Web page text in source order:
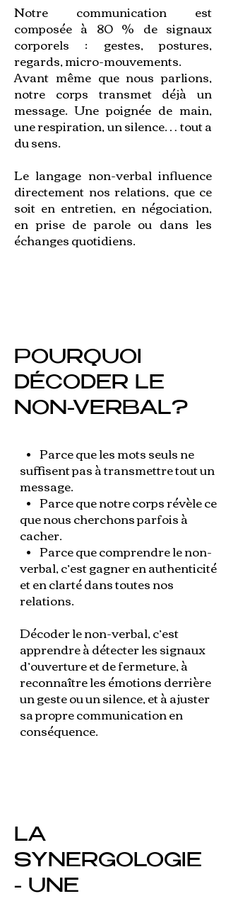
Notre communication est
composée à 80 % de signaux
corporels : gestes, postures,
regards, micro-mouvements.
Avant même que nous parlions,
notre corps transmet déjà un
message. Une poignée de main,
une respiration, un silence… tout a
du sens.
Le langage non-verbal influence
directement nos relations, que ce
soit en entretien, en négociation,
en prise de parole ou dans les
échanges quotidiens.
POURQUOI
DÉCODER LE
NON-VERBAL?
• Parce que les mots seuls ne
suffisent pas à transmettre tout un
message.
• Parce que notre corps révèle ce
que nous cherchons parfois à
cacher.
• Parce que comprendre le non-
verbal, c’est gagner en authenticité
et en clarté dans toutes nos
relations.
Décoder le non-verbal, c’est
apprendre à détecter les signaux
d’ouverture et de fermeture, à
reconnaître les émotions derrière
un geste ou un silence, et à ajuster
sa propre communication en
conséquence.
LA
SYNERGOLOGIE
- UNE